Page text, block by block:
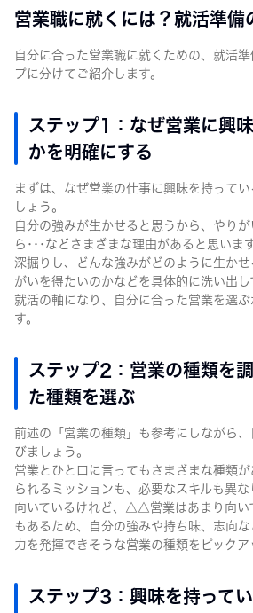
営業職に就くには？就活準備
自分に合った営業職に就くための、就活
プに分けてご紹介します。
ステップ1：なぜ営業に興
かを明確にする
まずは、なぜ営業の仕事に興味を持って
しょう。
自分の強みが生かせると思うから、やり
ら･･･などさまざまな理由があると思いま
深掘りし、どんな強みがどのように生かせ
がいを得たいのかなどを具体的に洗い出
就活の軸になり、自分に合った営業を選
す。
ステップ2：営業の種類を
た種類を選ぶ
前述の「営業の種類」も参考にしながら
びましょう。
営業とひと口に言ってもさまざまな種類が
られるミッションも、必要なスキルも異
向いているけれど、△△営業はあまり向い
もあるため、自分の強みや持ち味、志向
力を発揮できそうな営業の種類をピックア
ステップ3：興味を持って